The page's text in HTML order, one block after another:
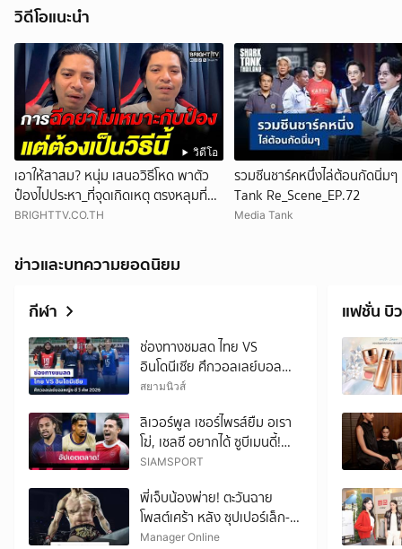
วิดีโอแนะนำ
วิดีโอ
เอาให้สาสม? หนุ่ม เสนอวิธีโหด พาตัว
ป๋องไปประหา_ที่จุดเกิดเหตุ ตรงหลุมที่มัน
ฝัง
BRIGHTTV.CO.TH
รวมซีนชาร์คหนึ่งไล่ต้อนกัดนิ่มๆ
Tank Re_Scene_EP.72
Media Tank
ข่าวและบทความยอดนิยม
กีฬา
ช่องทางชมสด ไทย VS
อินโดนีเซีย ศึกวอลเลย์บอล
หญิง ซี วี คัพ 2026
สยามนิวส์
ลิเวอร์พูล เซอร์ไพรส์ยืม อเรา
โฆ่, เชลซี อยากได้ ซูบีเมนดี้!
อัปเดตตลาดนักเตะ 8 ส.ค.
SIAMSPORT
พี่เจ็บน้องพ่าย! ตะวันฉาย
โพสต์เศร้า หลัง ซุปเปอร์เล็ก-
นาบิล ปราชัยศึก ONE
Manager Online
แฟชั่น บิ